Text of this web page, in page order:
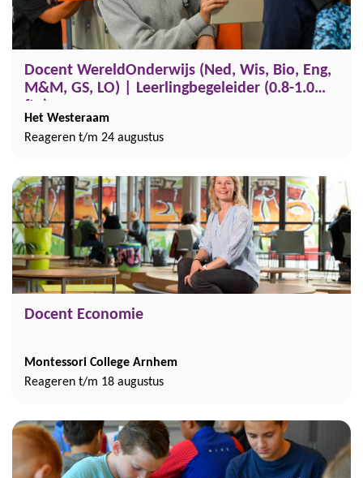
Docent WereldOnderwijs (Ned, Wis, Bio, Eng,
M&M, GS, LO) | Leerlingbegeleider (0.8-1.0
Het Westeraam
Reageren t/m 24 augustus
Docent Economie
Montessori College Arnhem
Reageren t/m 18 augustus